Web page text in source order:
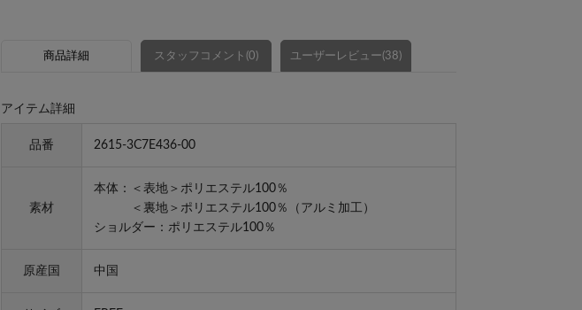
商品詳細 スタッフコメント(0) ユーザーレビュー(38)
アイテム詳細
品番 2615-3C7E436-00
素材
本体：＜表地＞ポリエステル100％
＜裏地＞ポリエステル100％（アルミ加工）
ショルダー：ポリエステル100％
原産国 中国